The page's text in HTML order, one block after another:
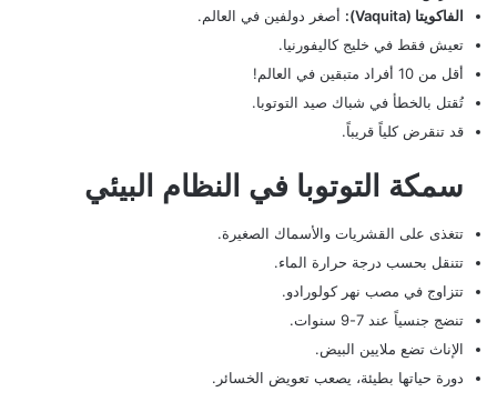
الفاكويتا (Vaquita):
أصغر دولفين في العالم.
تعيش فقط في خليج كاليفورنيا.
أقل من 10 أفراد متبقين في العالم!
تُقتل بالخطأ في شباك صيد التوتوبا.
قد تنقرض كلياً قريباً.
سمكة التوتوبا في النظام البيئي
تتغذى على القشريات والأسماك الصغيرة.
تتنقل بحسب درجة حرارة الماء.
تتزاوج في مصب نهر كولورادو.
تنضج جنسياً عند 7-9 سنوات.
الإناث تضع ملايين البيض.
دورة حياتها بطيئة، يصعب تعويض الخسائر.